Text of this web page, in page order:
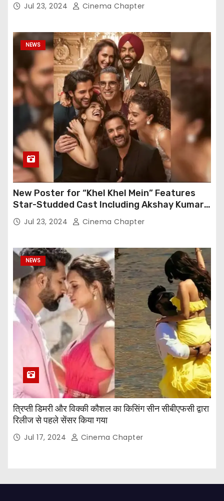
Jul 23, 2024 Cinema Chapter
NEWS
New Poster for “Khel Khel Mein” Features
Star-Studded Cast Including Akshay Kumar,
Taapsee Pannu, Fardeen Khan, and More
Jul 23, 2024 Cinema Chapter
NEWS
त्रिप्ती डिमरी और विक्की कौशल का किसिंग सीन सीबीएफसी द्वारा
रिलीज से पहले सेंसर किया गया
Jul 17, 2024 Cinema Chapter